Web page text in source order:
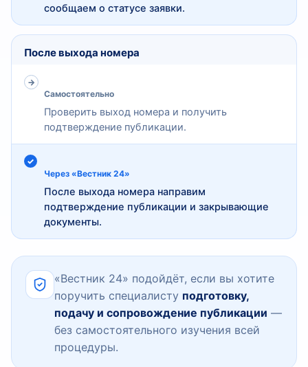
сообщаем о статусе заявки.
После выхода номера
Самостоятельно
Проверить выход номера и получить
подтверждение публикации.
Через «Вестник 24»
После выхода номера направим
подтверждение публикации и закрывающие
документы.
«Вестник 24» подойдёт, если вы хотите
поручить специалисту подготовку,
подачу и сопровождение публикации —
без самостоятельного изучения всей
процедуры.